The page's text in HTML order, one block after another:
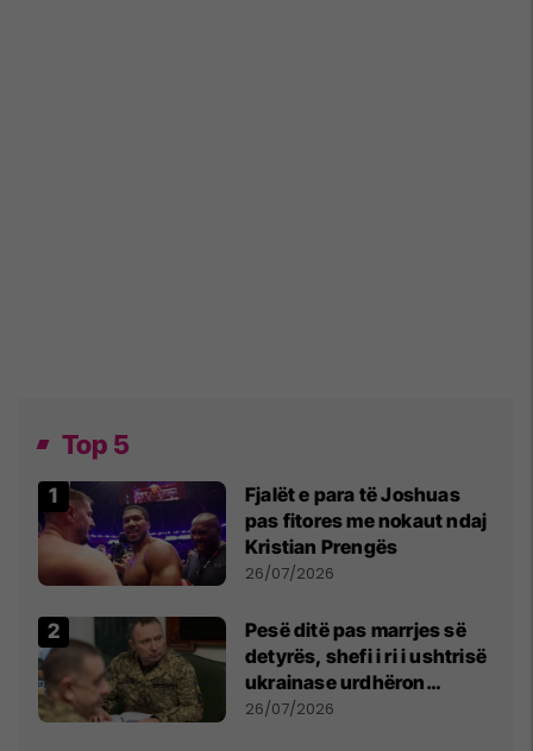
Top 5
Fjalët e para të Joshuas
pas fitores me nokaut ndaj
Kristian Prengës
26/07/2026
Pesë ditë pas marrjes së
detyrës, shefi i ri i ushtrisë
ukrainase urdhëron
kontroll të madh
26/07/2026